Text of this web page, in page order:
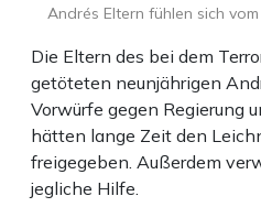
Die Eltern des bei dem
getöteten neunjährigen
Vorwürfe gegen Regierung
hätten lange Zeit den
freigegeben. Außerdem
jegliche Hilfe.
Andrés Eltern fühlen sich